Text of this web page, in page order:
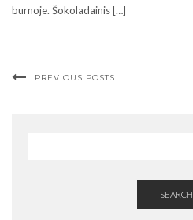
burnoje. Šokoladainis […]
PREVIOUS POSTS
SEARCH